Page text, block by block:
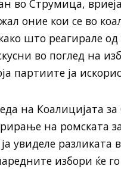
во Струмица,
оние кои се во
што реагирале
во поглед на
партиите ја
на Коалицијата
на ромската
увиделе разликата
избори ќе